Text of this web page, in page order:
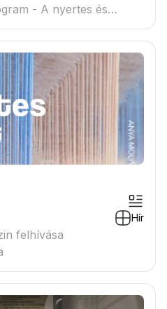
- A nyertes és
megtekinthető a
Hír
felhívása